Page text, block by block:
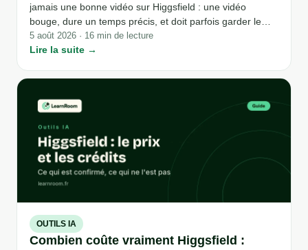
jamais une bonne vidéo sur Higgsfield : une vidéo
bouge, dure un temps précis, et doit parfois garder le
même visage d'un plan à l'autre, trois contraintes qu'un
prompt de texte classique n'a jamais à gérer. Voici la
répète d'un guide à l'autre : cadrage, mouvement de
départ, avec deux prompts à tester vous-même.
5 août 2026 · 16 min de lecture
Lire la suite →
OUTILS IA
Combien coûte vraiment Higgsfield :